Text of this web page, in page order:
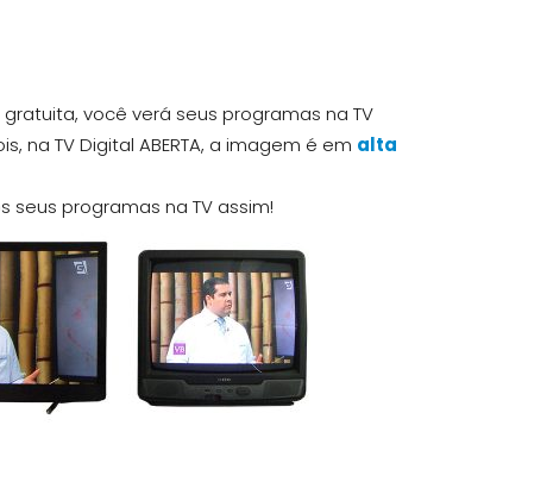
gratuita, você verá seus programas na TV
na TV Digital ABERTA, a imagem é em alta
seus programas na TV assim!